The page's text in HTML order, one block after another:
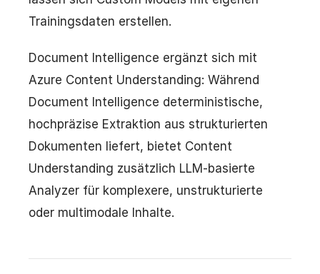
Trainingsdaten erstellen.
Document Intelligence ergänzt sich mit
Azure Content Understanding: Während
Document Intelligence deterministische,
hochpräzise Extraktion aus strukturierten
Dokumenten liefert, bietet Content
Understanding zusätzlich LLM-basierte
Analyzer für komplexere, unstrukturierte
oder multimodale Inhalte.